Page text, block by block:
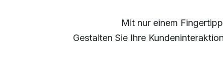
Mit nur einem
Gestalten Sie Ihre